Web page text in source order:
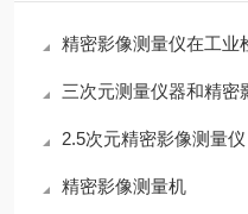
精密影像测量仪在工业
三次元测量仪器和精密
2.5次元精密影像测量仪
精密影像测量机